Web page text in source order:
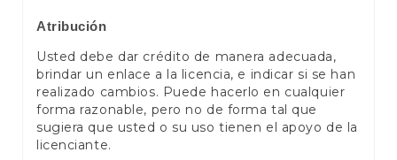
Atribución
Usted debe dar crédito de manera adecuada,
brindar un enlace a la licencia, e indicar si se han
realizado cambios. Puede hacerlo en cualquier
forma razonable, pero no de forma tal que
sugiera que usted o su uso tienen el apoyo de la
licenciante.